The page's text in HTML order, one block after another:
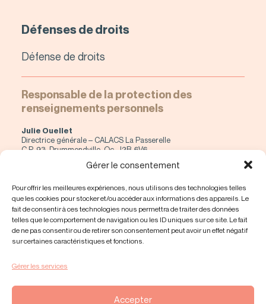
Gérer le consentement
Pour offrir les meilleures expériences, nous utilisons des technologies telles
que les cookies pour stocker et/ou accéder aux informations des appareils. Le
fait de consentir à ces technologies nous permettra de traiter des données
telles que le comportement de navigation ou les ID uniques sur ce site. Le fait
de ne pas consentir ou de retirer son consentement peut avoir un effet négatif
sur certaines caractéristiques et fonctions.
Gérer les services
Accepter
Défenses de droits
Défense de droits
Responsable de la protection des
renseignements personnels
Julie Ouellet
Directrice générale – CALACS La Passerelle
C.P. 93, Drummondville, Qc, J2B-6V6
819 478-3353 #227
NORMES DE CONFIDENTIALITÉS(PDF)
NOTRE CODE D’ÉTHIQUE(PDF)
Insatisfaction de service
Passerelle, vous devez compléter la déclaration suivante :